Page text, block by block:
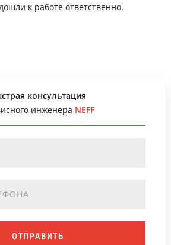
к работе ответственно.
консультация
инженера NEFF
ОТПРАВИТЬ